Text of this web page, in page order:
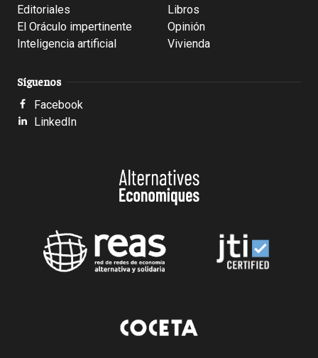
Editoriales
El Oráculo impertinente
Inteligencia artificial
Libros
Opinión
Vivienda
Síguenos
Facebook
LinkedIn